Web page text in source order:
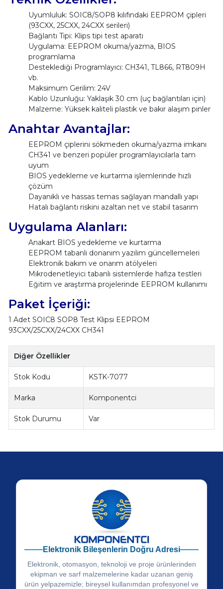
Uyumluluk: SOIC8/SOP8 kılıfındaki EEPROM çipleri
(93CXX, 25CXX, 24CXX serileri)
Bağlantı Tipi: Klips tipi test aparatı
Uygulama: EEPROM okuma/yazma, BIOS
programlama
Desteklediği Programlayıcı: CH341, TL866, RT809H
vb.
Maksimum Gerilim: 24V
Kablo Uzunluğu: Yaklaşık 30 cm (uç bağlantıları için)
Malzeme: Yüksek kaliteli plastik ve bakır alaşım pinler
Anahtar Avantajlar:
EEPROM çiplerini sökmeden okuma/yazma imkanı
CH341 ve benzeri popüler programlayıcılarla tam
uyum
BIOS yedekleme ve kurtarma işlemlerinde hızlı
çözüm
Dayanıklı ve hassas temas sağlayan mandallı yapı
Hatalı bağlantı riskini azaltan net ve stabil tasarım
Uygulama Alanları:
Anakart BIOS yedekleme ve kurtarma
EEPROM tabanlı donanım yazılım güncellemeleri
Elektronik bakım ve onarım atölyeleri
Mikrodenetleyici tabanlı sistemlerde hafıza testleri
Eğitim ve araştırma projelerinde EEPROM kullanımı
Paket İçeriği:
1 Adet SOIC8 SOP8 Test Klipsi EEPROM
93CXX/25CXX/24CXX CH341
Diğer Özellikler
Stok Kodu KSTK-7077
Marka Komponentci
Stok Durumu Var
Elektronik Bileşenlerin Doğru Adresi
Elektronik, otomasyon, teknoloji ve proje ürünlerinden
ekipman ve sarf malzemelerine kadar uzanan geniş
ürün yelpazemizle; bireysel kullanımdan profesyonel ve